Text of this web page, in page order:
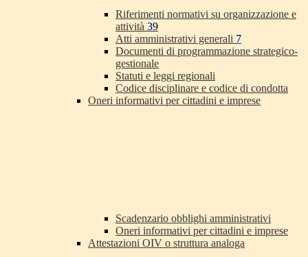
Riferimenti normativi su organizzazione e
attività 39
Atti amministrativi generali 7
Documenti di programmazione strategico-
gestionale
Statuti e leggi regionali
Codice disciplinare e codice di condotta
Oneri informativi per cittadini e imprese
Scadenzario obblighi amministrativi
Oneri informativi per cittadini e imprese
Attestazioni OIV o struttura analoga